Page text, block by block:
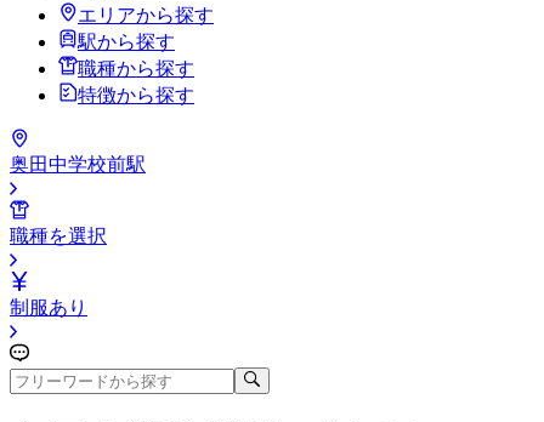
エリアから探す
駅から探す
職種から探す
特徴から探す
奥田中学校前駅
職種を選択
制服あり